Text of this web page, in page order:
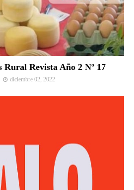
Rural Revista Año 2 Nº 17
diciembre 02, 2022